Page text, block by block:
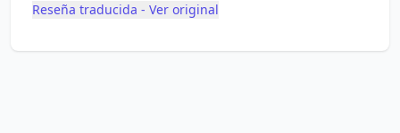
Reseña traducida - Ver original